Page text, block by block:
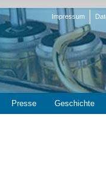
Navigation
überspringen
Impressum
Presse Geschichte